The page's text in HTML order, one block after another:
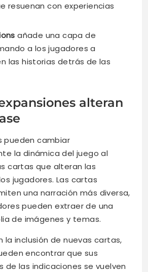
resuenan con experiencias
añade una capa de
a los jugadores a
las historias detrás de las
alteran
pueden cambiar
la dinámica del juego al
cartas que alteran las
jugadores. Las cartas
una narración más diversa,
pueden extraer de una
de imágenes y temas.
la inclusión de nuevas cartas,
encontrar que sus
de las indicaciones se vuelven